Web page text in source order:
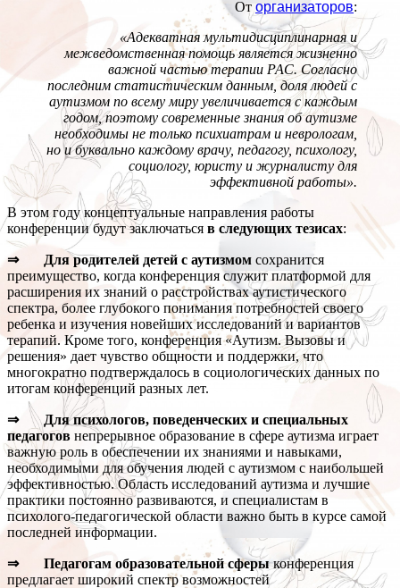
От организаторов:
«Адекватная мультидисциплинарная и
межведомственная помощь является жизненно
важной частью терапии РАС. Согласно
последним статистическим данным, доля людей с
аутизмом по всему миру увеличивается с каждым
годом, поэтому современные знания об аутизме
необходимы не только психиатрам и неврологам,
но и буквально каждому врачу, педагогу, психологу,
социологу, юристу и журналисту для
эффективной работы».
В этом году концептуальные направления работы
конференции будут заключаться в следующих тезисах:
⇒ Для родителей детей с аутизмом сохранится
преимущество, когда конференция служит платформой для
расширения их знаний о расстройствах аутистического
спектра, более глубокого понимания потребностей своего
ребенка и изучения новейших исследований и вариантов
терапий. Кроме того, конференция «Аутизм. Вызовы и
решения» дает чувство общности и поддержки, что
многократно подтверждалось в социологических данных по
итогам конференций разных лет.
⇒ Для психологов, поведенческих и специальных
педагогов непрерывное образование в сфере аутизма играет
важную роль в обеспечении их знаниями и навыками,
необходимыми для обучения людей с аутизмом с наибольшей
эффективностью. Область исследований аутизма и лучшие
практики постоянно развиваются, и специалистам в
психолого-педагогической области важно быть в курсе самой
последней информации.
⇒ Педагогам образовательной сферыконференция
предлагает широкий спектр возможностей